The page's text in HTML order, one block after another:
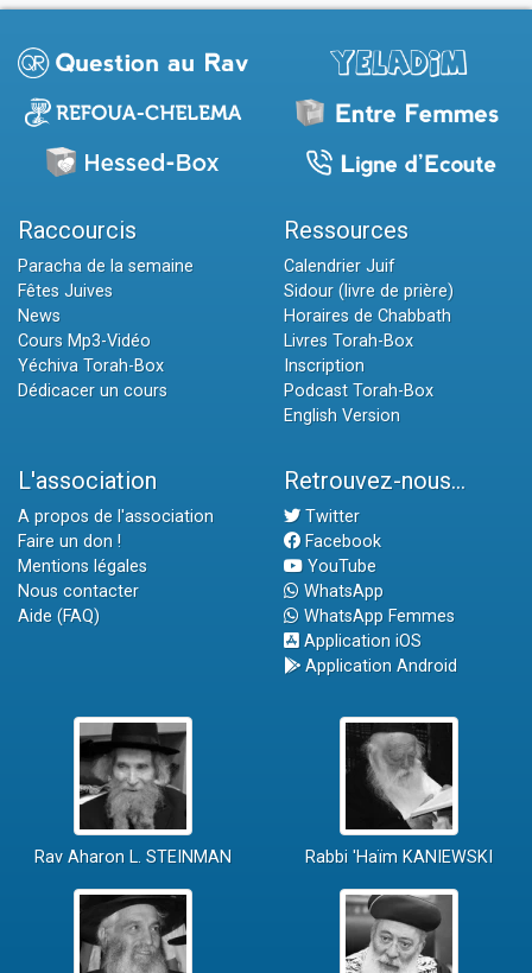
Raccourcis
Paracha de la semaine
Fêtes Juives
News
Cours Mp3-Vidéo
Yéchiva Torah-Box
Dédicacer un cours
Ressources
Calendrier Juif
Sidour (livre de prière)
Horaires de Chabbath
Livres Torah-Box
Inscription
Podcast Torah-Box
English Version
L'association
A propos de l'association
Faire un don !
Mentions légales
Nous contacter
Aide (FAQ)
Retrouvez-nous...
Twitter
Facebook
YouTube
WhatsApp
WhatsApp Femmes
Application iOS
Application Android
Rav Aharon L. STEINMAN Rabbi 'Haïm KANIEWSKI